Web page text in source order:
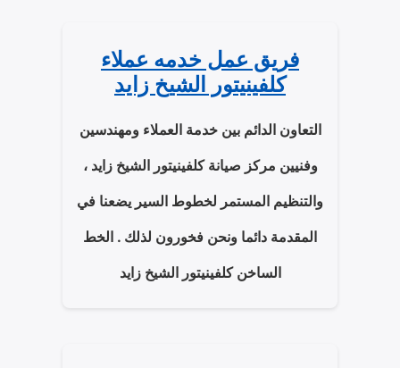
فريق عمل خدمه عملاء
كلفينيتور الشيخ زايد
التعاون الدائم بين خدمة العملاء ومهندسين
وفنيين مركز صيانة كلفينيتور الشيخ زايد ،
والتنظيم المستمر لخطوط السير يضعنا في
المقدمة دائما ونحن فخورون لذلك . الخط
الساخن كلفينيتور الشيخ زايد